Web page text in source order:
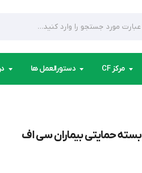
مرکز CF دستورالعمل ها
حمایتی بیماران سی اف